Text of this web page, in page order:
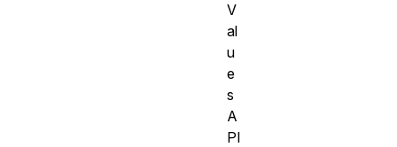
V
al
u
e
s
A
PI